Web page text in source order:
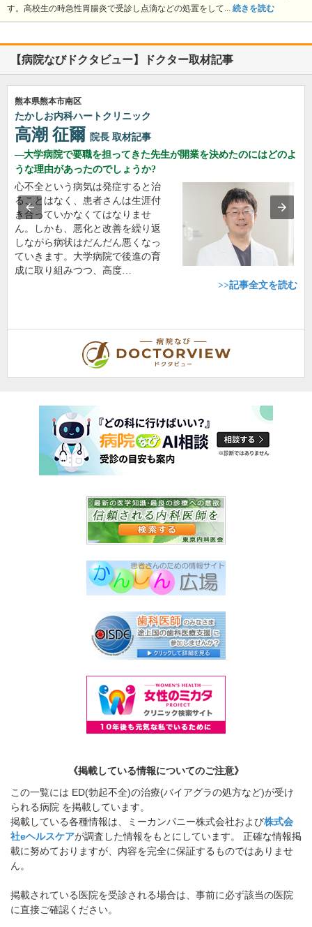
す。高校生の時急性胃腸炎で受診し点滴などの処置をして... 続きを読む
【病院なびドクタビュー】ドクター取材記事
熊本県熊本市南区
たかしお内科ハートクリニック
高潮 征爾 院長 取材記事
大学病院で要職を担ってきた先生が開業を決めたのにはどのよ
うな理由があったのでしょうか?
心不全という病気は発症すると治
ることはなく、患者さんは生涯付
き合っていかなくてはなりませ
ん。しかも、悪化と改善を繰り返
しながら病状はだんだん悪くなっ
ていきます。大学病院で後進の育
成に取り組みつつ、高度…
>>記事全文を読む
《掲載している情報についてのご注意》
この一覧には ED(勃起不全)の治療(バイアグラの処方など)が受け
られる病院 を掲載しています。
掲載している各種情報は、ミーカンパニー株式会社および株式会
社eヘルスケアが調査した情報をもとにしています。 正確な情報掲
載に努めておりますが、内容を完全に保証するものではありませ
ん。
掲載されている医院を受診される場合は、事前に必ず該当の医院
に直接ご確認ください。